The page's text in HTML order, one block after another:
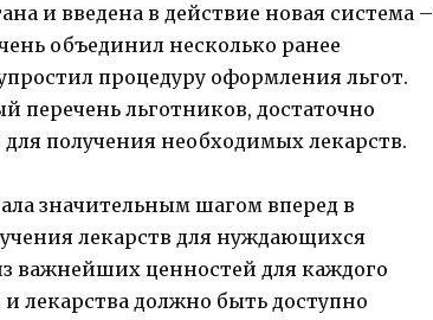
и введена в действие новая система –
объединил несколько ранее
процедуру оформления льгот.
льготников, достаточно
получения необходимых лекарств.
значительным шагом вперед в
лекарств для нуждающихся
важнейших ценностей для каждого
лекарства должно быть доступно